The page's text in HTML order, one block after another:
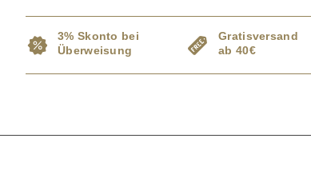
3% Skonto bei
Überweisung
Gratisversand
ab 40€